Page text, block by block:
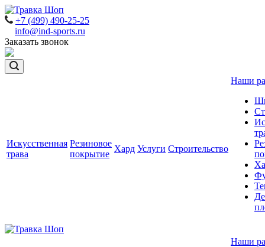
+7 (499) 490-25-25
info@ind-sports.ru
Заказать звонок
Искусственная
трава
Резиновое
покрытие
Хард Услуги Строительство
Наши
Наши